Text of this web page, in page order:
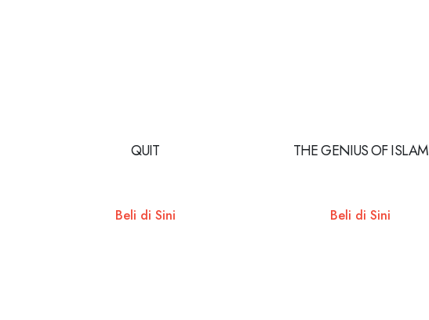
QUIT
Beli di Sini
THE GENIUS OF ISLAM
Beli di Sini